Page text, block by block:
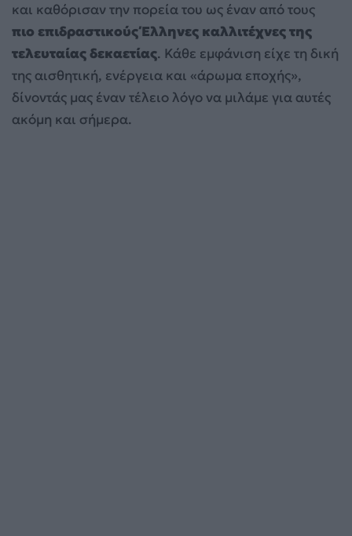
και καθόρισαν την πορεία του ως έναν από τους
πιο επιδραστικούς Έλληνες καλλιτέχνες της
τελευταίας δεκαετίας. Κάθε εμφάνιση είχε τη δική
της αισθητική, ενέργεια και «άρωμα εποχής»,
δίνοντάς μας έναν τέλειο λόγο να μιλάμε για αυτές
ακόμη και σήμερα.